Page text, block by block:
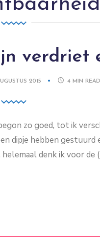
verdriet
2015 4 MIN READ
zo goed, tot ik
dipje hebben
denk ik voor